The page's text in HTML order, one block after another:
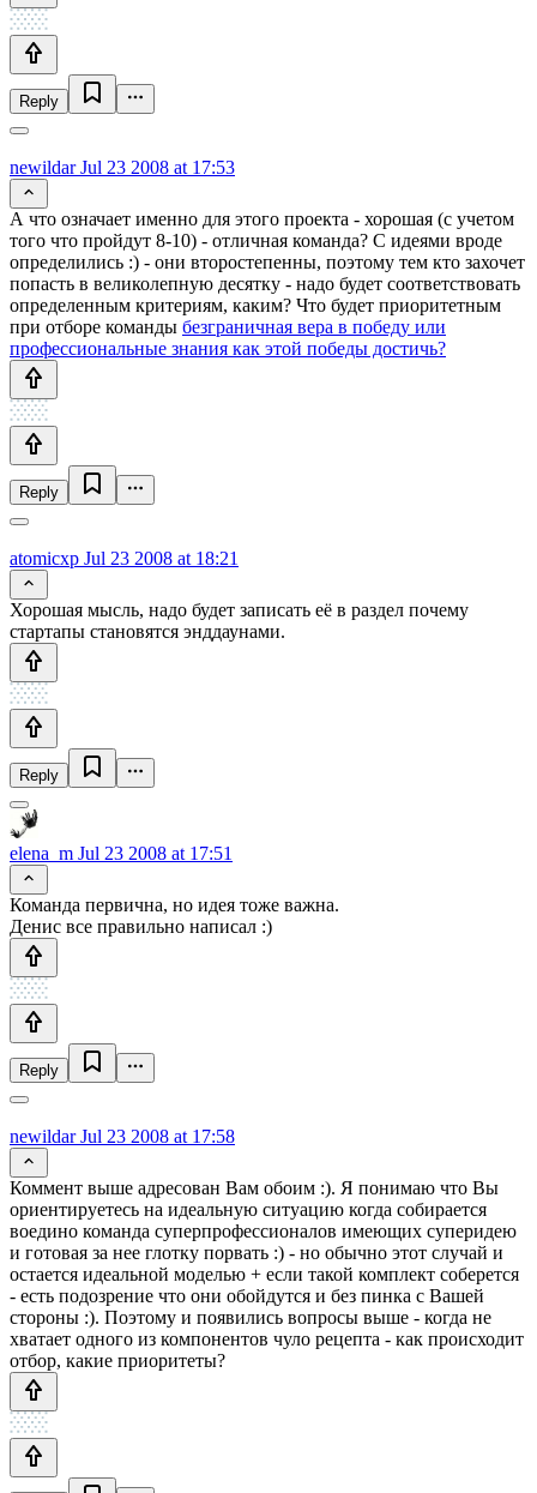
Reply
newildarJul 23 2008 at 17:53
А что означает именно для этого проекта - хорошая (с учетом
того что пройдут 8-10) - отличная команда? С идеями вроде
определились :) - они второстепенны, поэтому тем кто захочет
попасть в великолепную десятку - надо будет соответствовать
определенным критериям, каким? Что будет приоритетным
при отборе команды безграничная вера в победу или
профессиональные знания как этой победы достичь?
Reply
atomicxp Jul 23 2008 at 18:21
Хорошая мысль, надо будет записать её в раздел почему
стартапы становятся энддаунами.
Reply
elena_m Jul 23 2008 at 17:51
Команда первична, но идея тоже важна.
Денис все правильно написал :)
Reply
newildarJul 23 2008 at 17:58
Коммент выше адресован Вам обоим :). Я понимаю что Вы
ориентируетесь на идеальную ситуацию когда собирается
воедино команда суперпрофессионалов имеющих суперидею
и готовая за нее глотку порвать :) - но обычно этот случай и
остается идеальной моделью + если такой комплект соберется
- есть подозрение что они обойдутся и без пинка с Вашей
стороны :). Поэтому и появились вопросы выше - когда не
хватает одного из компонентов чуло рецепта - как происходит
отбор, какие приоритеты?